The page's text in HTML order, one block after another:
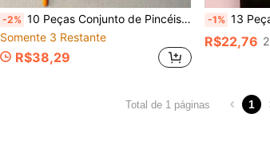
-2% 10 Peças Conjunto de Pincéis de Maquiagem Coloridos Dopamina com Bolsa de Armazenamento de Veludo Verde, Pincéis de Maquiagem Profissionais Macios e Fofos para Base, Pó, Ferramentas de Sombra com Bolsa, Presente de Beleza para Iniciantes em Maquiagem, Inclui Pincel de Pó Solto, Pincel de Contorno, Pincel de Sombra, Pincel de Sobrancelha, Pincel de Detalhe, Pincel de Blush, Conjunto Completo de Ferramentas de Maquiagem Feito de Fibras Macias, Conjunto de Viagem Portátil, Suprimentos de Viagem, Férias, Praia, Presente para Mulheres e Meninas
Somente 3 Restante
R$38,29
-1% 13 Peças Conjunto de Pincéis de Maquiagem Profissional, Kit de Viagem Portátil Incluindo Pincel de
R$22,76
Total de 1 páginas 1